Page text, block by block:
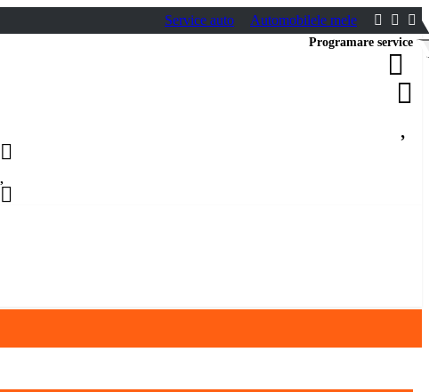
Service auto Automobilele mele
Programare service